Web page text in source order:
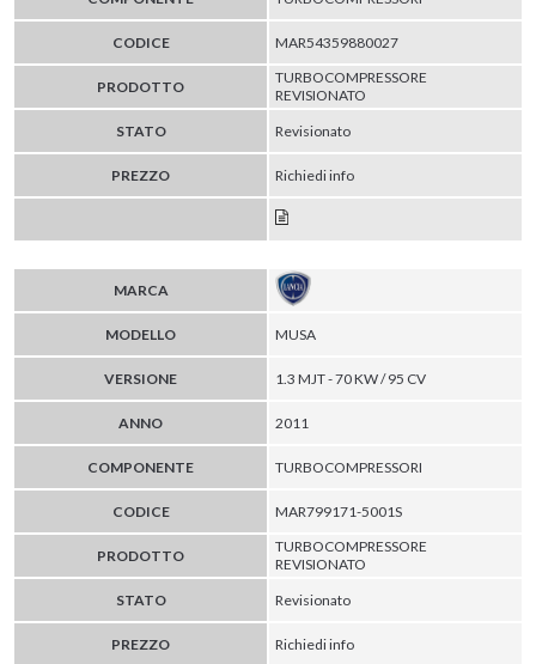
CODICE MAR54359880027
PRODOTTO
TURBOCOMPRESSORE
REVISIONATO
STATO
Revisionato
PREZZO Richiedi info
MARCA
MODELLO MUSA
VERSIONE 1.3 MJT - 70 KW / 95 CV
ANNO 2011
COMPONENTE TURBOCOMPRESSORI
CODICE MAR799171-5001S
PRODOTTO
TURBOCOMPRESSORE
REVISIONATO
STATO
Revisionato
PREZZO Richiedi info